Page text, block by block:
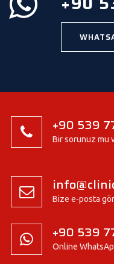
+90 539
Bir sorunuz mu
Bize e-posta
+90 539
Online